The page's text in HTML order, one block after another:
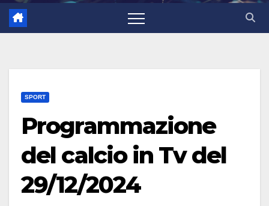
SPORT
Programmazione
del calcio in Tv del
29/12/2024